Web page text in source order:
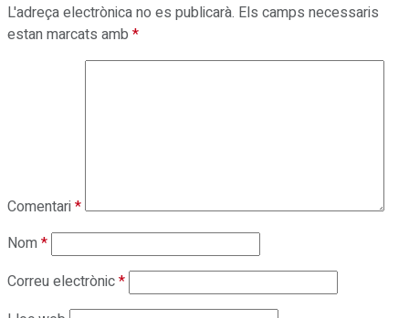
L'adreça electrònica no es publicarà. Els camps necessaris
estan marcats amb *
Comentari*
Nom*
Correu electrònic*